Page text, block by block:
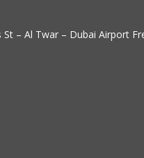
St – Al Twar – Dubai Airport